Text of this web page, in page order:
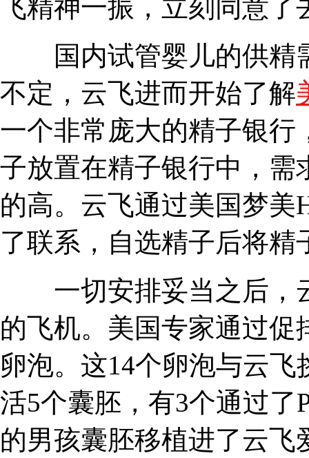
飞精神一振，立刻同意
国内试管婴儿的供精
不定，云飞进而开始了解
一个非常庞大的精子银行
子放置在精子银行中，需
的高。云飞通过美国梦美
了联系，自选精子后将
一切安排妥当之后，
的飞机。美国专家通过促
卵泡。这14个卵泡与云
活5个囊胚，有3个通过了
的男孩囊胚移植进了云飞